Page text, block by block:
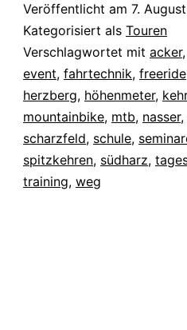
Veröffentlicht am 7.
Kategorisiert als Touren
Verschlagwortet mit acker,
event, fahrtechnik, freeride
herzberg, höhenmeter,
mountainbike, mtb, nasser,
scharzfeld, schule,
spitzkehren, südharz,
training, weg